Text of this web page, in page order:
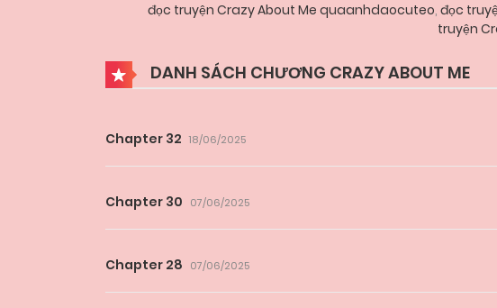
đọc truyện Crazy About Me quaanhdaocuteo, đọc
truyện
DANH SÁCH CHƯƠNG CRAZY ABOUT ME
Chapter 32 18/06/2025
Chapter 30 07/06/2025
Chapter 28 07/06/2025